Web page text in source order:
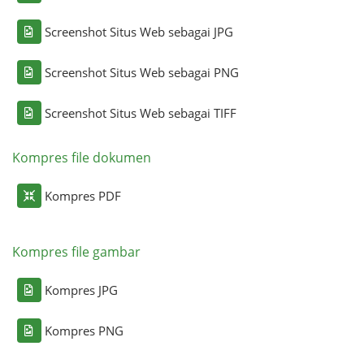
Screenshot Situs Web sebagai JPG
Screenshot Situs Web sebagai PNG
Screenshot Situs Web sebagai TIFF
Kompres file dokumen
Kompres PDF
Kompres file gambar
Kompres JPG
Kompres PNG